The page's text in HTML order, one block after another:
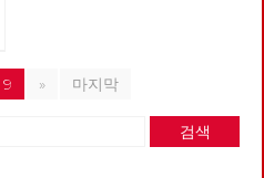
합물 역시 지층에 새겨져 있다.
뼈'가 엄청나게 발견된다. 닭을
엄청나게 소비하기 때문이다. 인
피 지난 몇 십 년 간 주된 추세는
국가를 소거하는 것이었다. 주요
간’에 그 권리와 의무를 하나 씩
넘기며, 권력은 국제적인 자본들
9 » 마지막
검색